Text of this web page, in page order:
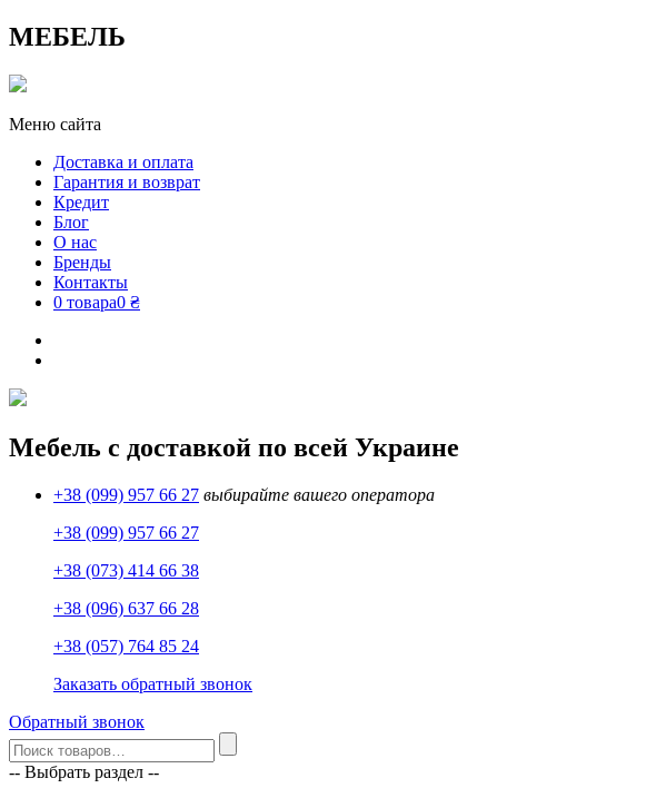
МЕБЕЛЬ
Меню сайта
Доставка и оплата
Гарантия и возврат
Кредит
Блог
О нас
Бренды
Контакты
0 товара0 ₴
Мебель с доставкой по всей Украине
+38 (099) 957 66 27 выбирайте вашего оператора
+38 (099) 957 66 27
+38 (073) 414 66 38
+38 (096) 637 66 28
+38 (057) 764 85 24
Заказать обратный звонок
Обратный звонок
-- Выбрать раздел --